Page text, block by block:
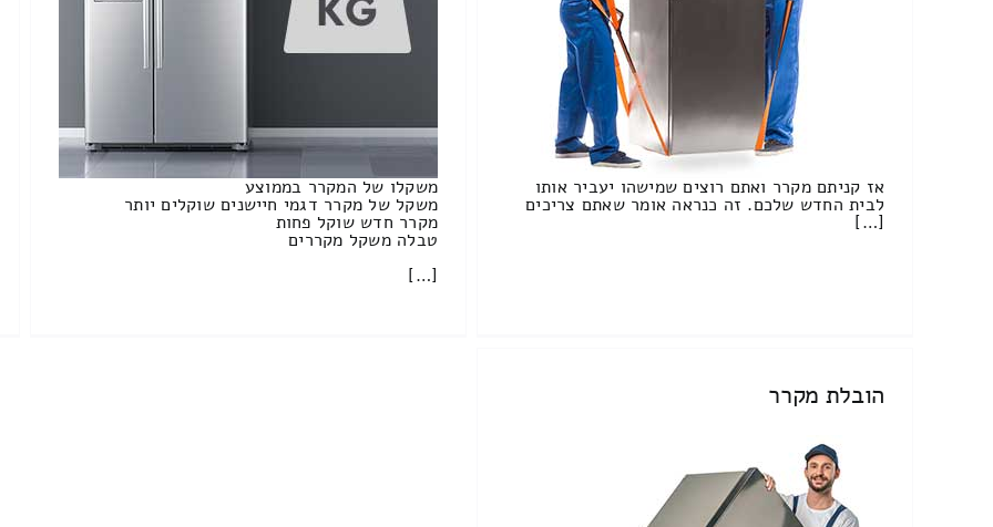
אז קניתם מקרר ואתם רוצים שמישהו יעביר אותו
לבית החדש שלכם. זה כנראה אומר שאתם צריכים
[…]
משקלו של המקרר בממוצע
משקל של מקרר דגמי חיישנים שוקלים יותר
מקרר חדש שוקל פחות
טבלה משקל מקררים
[…]
הובלת מקרר